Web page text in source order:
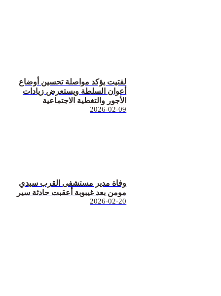
لفتيت يؤكد مواصلة تحسين أوضاع
أعوان السلطة ويستعرض زيادات
الأجور والتغطية الاجتماعية
2026-02-09
وفاة مدير مستشفى القرب سيدي
مومن بعد غيبوبة أعقبت حادثة سير
2026-02-20